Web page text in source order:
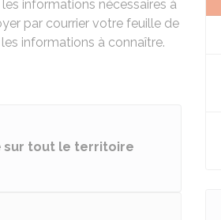
informations nécessaires à
par courrier votre feuille de
informations à connaître.
sur tout le territoire